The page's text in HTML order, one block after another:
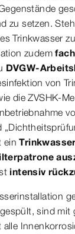
zu setzen.
Trinkwasser
zudem
DVGW-
von
die ZVSHK-
ein
intensiv
sind mit